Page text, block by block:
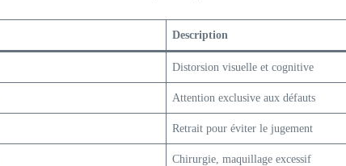
Description
Distorsion visuelle et cognitive
Attention exclusive aux défauts
Retrait pour éviter le jugement
Chirurgie, maquillage excessif